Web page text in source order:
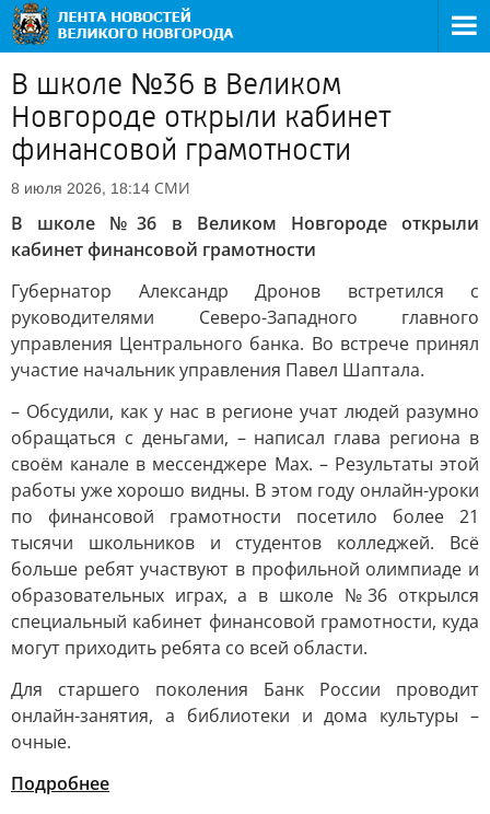
В школе №36 в Великом
Новгороде открыли кабинет
финансовой грамотности
8 июля 2026, 18:14 СМИ
В школе №36 в Великом Новгороде открыли
кабинет финансовой грамотности
Губернатор Александр Дронов встретился с
руководителями Северо-Западного главного
управления Центрального банка. Во встрече принял
участие начальник управления Павел Шаптала.
– Обсудили, как у нас в регионе учат людей разумно
обращаться с деньгами, – написал глава региона в
своём канале в мессенджере Max. – Результаты этой
работы уже хорошо видны. В этом году онлайн-уроки
по финансовой грамотности посетило более 21
тысячи школьников и студентов колледжей. Всё
больше ребят участвуют в профильной олимпиаде и
образовательных играх, а в школе №36 открылся
специальный кабинет финансовой грамотности, куда
могут приходить ребята со всей области.
Для старшего поколения Банк России проводит
онлайн-занятия, а библиотеки и дома культуры –
очные.
Подробнее